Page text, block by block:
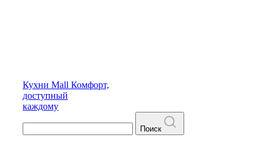
Кухни Mall Комфорт,
доступный
каждому
Поиск